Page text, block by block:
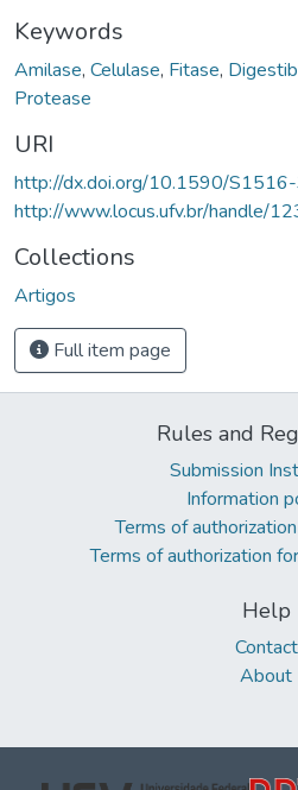
Keywords
Amilase, Celulase, Fitase,
Protease
URI
http://dx.doi.org/10.1590/
http://www.locus.ufv.br/handle/
Collections
Artigos
Full item page
Rules and
Submission
Information
Terms of
Terms of authorization
Help
Contact
About